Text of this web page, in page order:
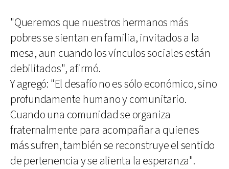
"Queremos que nuestros hermanos más
pobres se sientan en familia, invitados a la
mesa, aun cuando los vínculos sociales están
debilitados", afirmó.
Y agregó: "El desafío no es sólo económico, sino
profundamente humano y comunitario.
Cuando una comunidad se organiza
fraternalmente para acompañar a quienes
más sufren, también se reconstruye el sentido
de pertenencia y se alienta la esperanza".